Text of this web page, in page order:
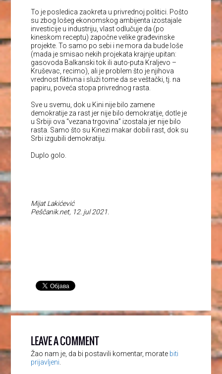
To je posledica zaokreta u privrednoj politici. Pošto
su zbog lošeg ekonomskog ambijenta izostajale
investicije u industriju, vlast odlučuje da (po
kineskom receptu) započne velike građevinske
projekte. To samo po sebi i ne mora da bude loše
(mada je smisao nekih projekata krajnje upitan:
gasovoda Balkanski tok ili auto-puta Kraljevo –
Kruševac, recimo), ali je problem što je njihova
vrednost fiktivna i služi tome da se veštački, tj. na
papiru, poveća stopa privrednog rasta.
Sve u svemu, dok u Kini nije bilo zamene
demokratije za rast jer nije bilo demokratije, dotle je
u Srbiji ova “vezana trgovina” izostala jer nije bilo
rasta. Samo što su Kinezi makar dobili rast, dok su
Srbi izgubili demokratiju.
Duplo golo.
Mijat Lakićević
Peščanik.net, 12. jul 2021.
LEAVE A COMMENT
Žao nam je, da bi postavili komentar, morate biti
prijavljeni.